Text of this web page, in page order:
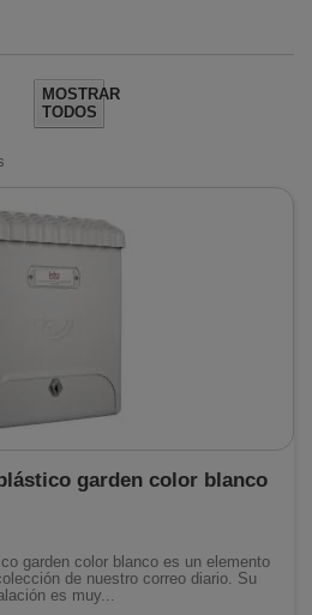
MOSTRAR
TODOS
garden color blanco
garden color blanco es un elemento
de nuestro correo diario. Su
es muy...